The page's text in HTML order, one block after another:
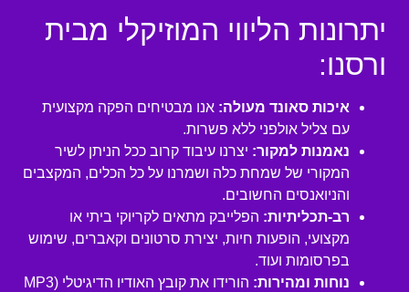
יתרונות הליווי המוזיקלי מבית
ורסנו:
איכות סאונד מעולה: אנו מבטיחים הפקה מקצועית
עם צליל אולפני ללא פשרות.
נאמנות למקור: יצרנו עיבוד קרוב ככל הניתן לשיר
המקורי של שמחת כלה ושמרנו על כל הכלים, המקצבים
והניואנסים החשובים.
רב-תכליתיות: הפלייבק מתאים לקריוקי ביתי או
מקצועי, הופעות חיות, יצירת סרטונים וקאברים, שימוש
בפרסומות ועוד.
נוחות ומהירות:
הורידו את קובץ האודיו הדיגיטלי (MP3